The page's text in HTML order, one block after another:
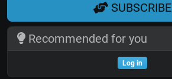
SUBSCRIBE
Recommended for you
Log in